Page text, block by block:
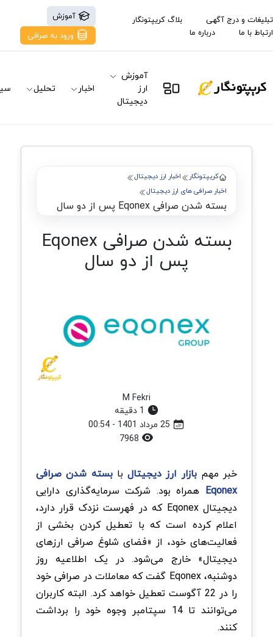
تبلیغات و درج آگهی
بلاگ کریپتونگار
ارتباط با ما
درباره ما
آموزش
ورود به صرافی
آموزش
ارز
دیجیتال
اخبار تحلیل
کریپتونگار
اخبار ارز دیجیتال
اخبار صرافی های ارز دیجیتال
بسته شدن صرافی Eqonex پس از دو سال
بسته شدن صرافی Eqonex
پس از دو سال
M Fekri
خبر مهمبازار ارز دیجیتال بابسته شدن صرافی
Eqonex همراه بود. شرکت سرمایه‌گذاری دارایی
دیجیتال Eqonex که در فهرست نزدک قرار دارد،
اعلام کرده است که با تعطیل کردن بخشی از
فعالیت‌های خود، از «فضای شلوغ صرافی ارزهای
دیجیتال» خارج می‌شود. در یک اطلاعیه روز
دوشنبه، Eqonex گفت که معاملات در صرافی خود
را در 22 آگوست تعطیل خواهد کرد. البته کاربران
می‌توانند تا 14 سپتامبر وجوه خود را برداشت
کنند.